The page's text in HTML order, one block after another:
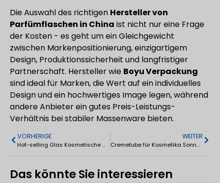
Die Auswahl des richtigen Hersteller von
Parfümflaschen in China ist nicht nur eine Frage
der Kosten - es geht um ein Gleichgewicht
zwischen Markenpositionierung, einzigartigem
Design, Produktionssicherheit und langfristiger
Partnerschaft. Hersteller wie Boyu Verpackung
sind ideal für Marken, die Wert auf ein individuelles
Design und ein hochwertiges Image legen, während
andere Anbieter ein gutes Preis-Leistungs-
Verhältnis bei stabiler Massenware bieten.
VORHERIGE
Hot-selling Glas Kosmetische Gesicht Augencreme Tiegel 5g/10g/15g/30g/50g/100g
WEITER
Cremetube für Kosmetika Sonnenschutz 15ml/30ml/50ml
Das könnte Sie interessieren